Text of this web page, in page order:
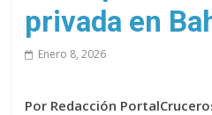
privada en
Enero 8, 2026
Por Redacción